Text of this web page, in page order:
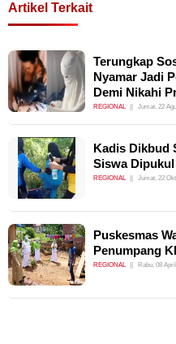
Artikel Terkait
Terungkap
Nyamar Jadi
Demi Nikahi
REGIONAL Jumat, 22
Kadis Dikbud
Siswa
REGIONAL Jumat, 22
Puskesmas
Penumpang
REGIONAL Rabu, 08